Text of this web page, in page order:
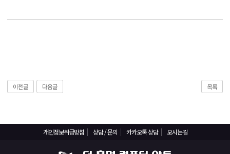
이전글 다음글 목록
개인정보취급방침 상담 / 문의 카카오톡 상담 오시는길
반응형/웹퍼블리셔/프론트엔드 웹개발자(웹디자인)
전산세무회계 자격취득과정[전산회계1급/전산세무2급/FAT1급/TAT2급]
직업상담사 2급 (필기+실기) 자격증 취득과정